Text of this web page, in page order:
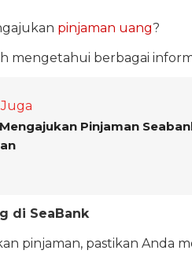
pinjaman uang?
mengetahui berbagai
Pinjaman
di SeaBank
pinjaman, pastikan Anda